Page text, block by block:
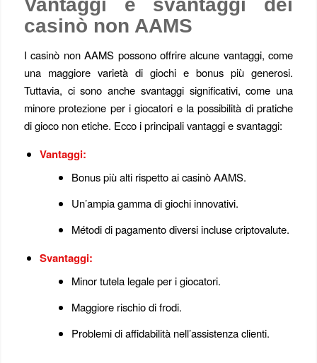
Vantaggi e svantaggi dei
casinò non AAMS
I casinò non AAMS possono offrire alcune vantaggi, come
una maggiore varietà di giochi e bonus più generosi.
Tuttavia, ci sono anche svantaggi significativi, come una
minore protezione per i giocatori e la possibilità di pratiche
di gioco non etiche. Ecco i principali vantaggi e svantaggi:
Vantaggi:
Bonus più alti rispetto ai casinò AAMS.
Un’ampia gamma di giochi innovativi.
Métodi di pagamento diversi incluse criptovalute.
Svantaggi:
Minor tutela legale per i giocatori.
Maggiore rischio di frodi.
Problemi di affidabilità nell’assistenza clienti.